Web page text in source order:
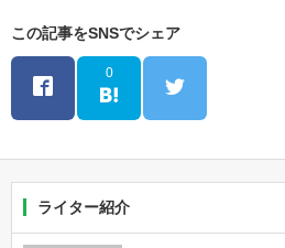
この記事をSNSでシェア
0
ライター紹介